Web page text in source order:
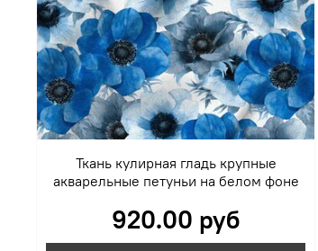
Ткань кулирная гладь крупные
акварельные петуньи на белом фоне
920.00 руб